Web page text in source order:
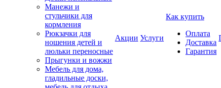
Манежи и
стульчики для
кормления
Рюкзачки для
ношения детей и
люльки переносные
Прыгунки и вожжи
Мебель для дома,
гладильные доски,
Акции Услуги
Как купить
Оплата
Доставка
Гарантия